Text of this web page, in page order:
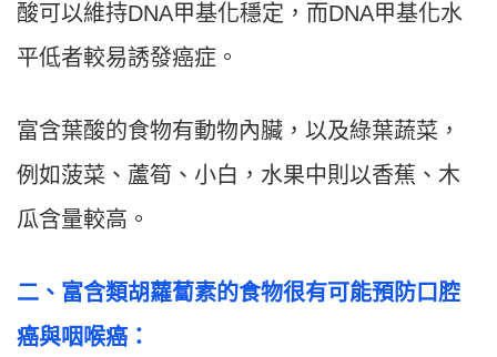
酸可以維持DNA甲基化穩定，而DNA甲基化水
平低者較易誘發癌症。
富含葉酸的食物有動物內臟，以及綠葉蔬菜，
例如菠菜、蘆筍、小白，水果中則以香蕉、木
瓜含量較高。
二 、 富含類胡蘿蔔素的食物很有可能預防口腔
癌與咽喉癌：